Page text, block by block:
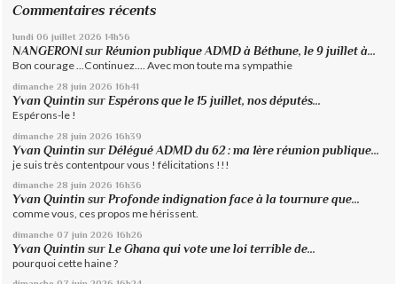
Commentaires récents
lundi 06 juillet 2026 14h56
NANGERONI surRéunion publique ADMD à Béthune, le 9 juillet à...
Bon courage ...Continuez.... Avec mon toute ma sympathie
dimanche 28 juin 2026 16h41
Yvan Quintin surEspérons que le 15 juillet, nos députés...
Espérons-le !
dimanche 28 juin 2026 16h39
Yvan Quintin surDélégué ADMD du 62 : ma 1ère réunion publique...
je suis très contentpour vous ! félicitations !!!
dimanche 28 juin 2026 16h36
Yvan Quintin surProfonde indignation face à la tournure que...
comme vous, ces propos me hérissent.
dimanche 07 juin 2026 16h26
Yvan Quintin sur Le Ghana qui vote une loi terrible de...
pourquoi cette haine ?